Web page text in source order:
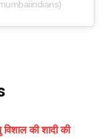
की शादी की